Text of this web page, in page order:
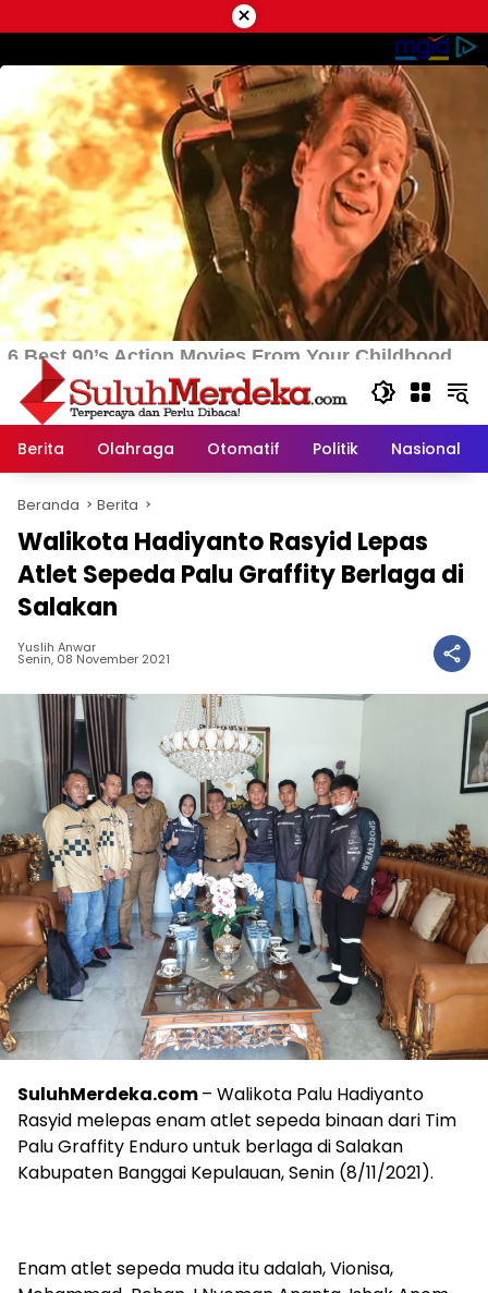
ke
×
Berita Olahraga Otomatif Politik Nasional
Beranda Berita
Walikota Hadiyanto Rasyid Lepas
Atlet Sepeda Palu Graffity Berlaga di
Salakan
Yuslih Anwar
Senin, 08 November 2021
SuluhMerdeka.com– Walikota Palu Hadiyanto
Rasyid melepas enam atlet sepeda binaan dari Tim
Palu Graffity Enduro untuk berlaga di Salakan
Kabupaten Banggai Kepulauan, Senin (8/11/2021).
Enam atlet sepeda muda itu adalah, Vionisa,